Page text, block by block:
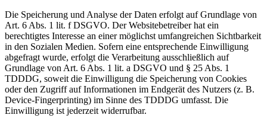
Die Speicherung und Analyse der Daten erfolgt auf Grundlage von
Art. 6 Abs. 1 lit. f DSGVO. Der Websitebetreiber hat ein
berechtigtes Interesse an einer möglichst umfangreichen Sichtbarkeit
in den Sozialen Medien. Sofern eine entsprechende Einwilligung
abgefragt wurde, erfolgt die Verarbeitung ausschließlich auf
Grundlage von Art. 6 Abs. 1 lit. a DSGVO und § 25 Abs. 1
TDDDG, soweit die Einwilligung die Speicherung von Cookies
oder den Zugriff auf Informationen im Endgerät des Nutzers (z. B.
Device-Fingerprinting) im Sinne des TDDDG umfasst. Die
Einwilligung ist jederzeit widerrufbar.